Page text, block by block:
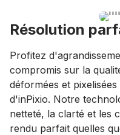
Résolution
Profitez
compromis sur la
déformées et
d'inPixio. Notre
netteté, la clarté et les
rendu parfait quelles